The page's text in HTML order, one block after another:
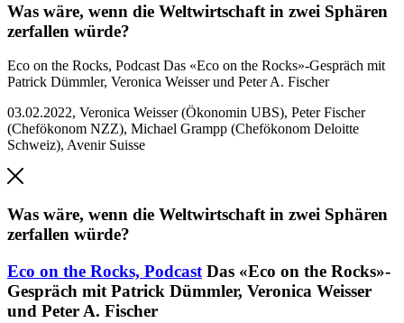
Was wäre, wenn die Weltwirtschaft in zwei Sphären
zerfallen würde?
Eco on the Rocks, Podcast Das «Eco on the Rocks»-Gespräch mit
Patrick Dümmler, Veronica Weisser und Peter A. Fischer
03.02.2022, Veronica Weisser (Ökonomin UBS), Peter Fischer
(Chefökonom NZZ), Michael Grampp (Chefökonom Deloitte
Schweiz), Avenir Suisse
Was wäre, wenn die Weltwirtschaft in zwei Sphären
zerfallen würde?
Eco on the Rocks, Podcast Das «Eco on the Rocks»-
Gespräch mit Patrick Dümmler, Veronica Weisser
und Peter A. Fischer